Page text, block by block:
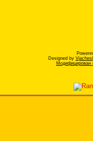
Designed by
Модифицирован